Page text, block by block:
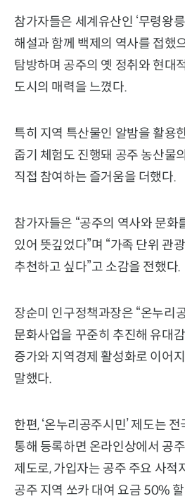
참가자들은 세계유산인 ‘무령왕
해설과 함께 백제의 역사를 접했
탐방하며 공주의 옛 정취와 현대
도시의 매력을 느꼈다.
특히 지역 특산물인 알밤을 활용
줍기 체험도 진행돼 공주 농산물
직접 참여하는 즐거움을 더했다.
참가자들은 “공주의 역사와 문화
있어 뜻깊었다”며 “가족 단위 관
추천하고 싶다”고 소감을 전했다.
장순미 인구정책과장은 “온누리
문화사업을 꾸준히 추진해 유대
증가와 지역경제 활성화로 이어
말했다.
한편, ‘온누리공주시민’ 제도는
통해 등록하면 온라인상에서 공
제도로, 가입자는 공주 주요 사적
공주 지역 쏘카 대여 요금 50%